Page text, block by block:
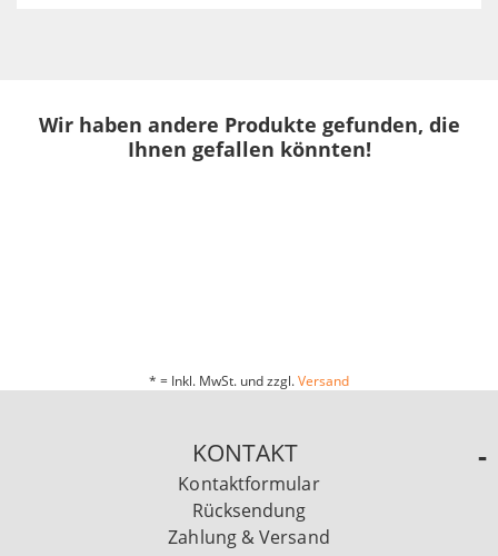
Wir haben andere Produkte gefunden, die
Ihnen gefallen könnten!
* = Inkl. MwSt. und zzgl.Versand
KONTAKT
Kontaktformular
Rücksendung
Zahlung & Versand